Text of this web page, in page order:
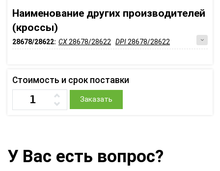
Наименование других производителей
(кроссы)
28678/28622: CX28678/28622 DPI28678/28622
Стоимость и срок поставки
Заказать
У Вас есть вопрос?